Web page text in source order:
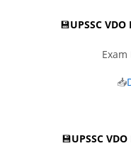
💾UPSSC
📥
💾UPSSC